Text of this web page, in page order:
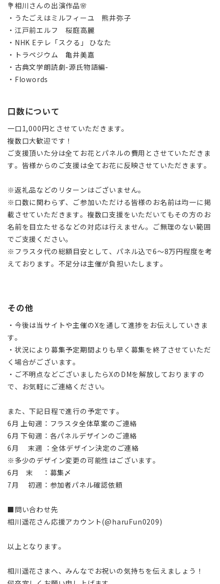
💐相川さんの出演作品🌸
・うたごえはミルフィーユ 熊井弥子
・江戸前エルフ 桜庭高麗
・NHK Eテレ「スクる」 ひなた
・トラペジウム 亀井美嘉
・古典文学朗読劇-源氏物語編-
・Flowords
口数について
一口1,000円とさせていただきます。
複数口大歓迎です！
ご支援頂いた分は全てお花とパネルの費用とさせていただきま
す。皆様からのご支援は全てお花に反映させていただきます。
※返礼品などのリターンはございません。
※口数に関わらず、ご参加いただける皆様のお名前は均一に掲
載させていただきます。複数口支援をいただいてもその方のお
名前を目立たせるなどの対応は行えません。ご無理のない範囲
でご支援ください。
※フラスタ代の総額目安として、パネル込で6〜8万円程度を考
えております。不足分は主催が負担いたします。
その他
・今後は当サイトや主催のXを通して進捗をお伝えしていきま
す。
・状況により募集予定期間よりも早く募集を終了させていただ
く場合がございます。
・ご不明点などございましたらXのDMを解放しておりますの
で、お気軽にご連絡ください。
また、下記日程で進行の予定です。
6月 上旬週：フラスタ全体草案のご連絡
6月 下旬週：各パネルデザインのご連絡
6月 末週 ：全体デザイン決定のご連絡
※多少のデザイン変更の可能性はございます。
6月 末 ：募集〆
7月 初週：参加者パネル確認依頼
■問い合わせ先
相川遥花さん応援アカウント(@haruFun0209)
以上となります。
相川遥花さまへ、みんなでお祝いの気持ちを伝えましょう！